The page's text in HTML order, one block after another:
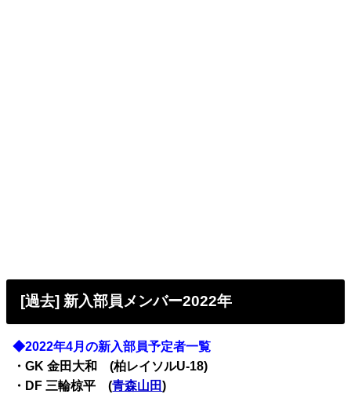
[過去] 新入部員メンバー2022年
◆2022年4月の新入部員予定者一覧
・GK 金田大和 (柏レイソルU-18)
・ DF 三輪椋平 (青森山田)